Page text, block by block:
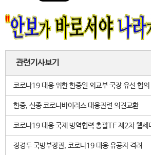
관련기사보기
코로나19 대응 위한 한중일 외교부 국장 유선 협의
한중, 신종 코로나바이러스 대응관련 의견교환
코로나19 대응 국제 방역협력 총괄TF 제2차 웹세
정경두 국방부장관, 코로나19 대응 유공자 격려